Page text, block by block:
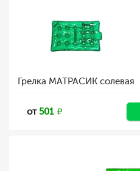
Грелка МАТРАСИК солевая
от501